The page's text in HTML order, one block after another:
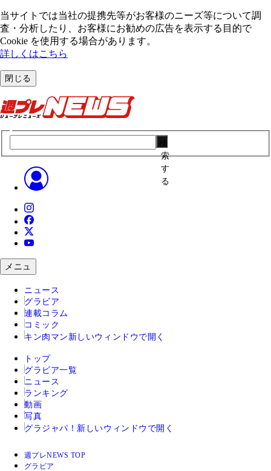
当サイトでは当社の提携先等がお客様のニーズ等について調
査・分析したり、お客様にお勧めの広告を表⽰する⽬的で
Cookie を使⽤する場合があります。
詳しくはこちら
閉じる
索
す
る
メニュ
ニュース
グラビア
連載コラム
コミック
キン肉マン 新しいウィンドウで開く
トップ
グラビア一覧
ニュース
ランキング
動画
写真
グラジャパ！ 新しいウィンドウで開く
週プレNEWS TOP
グラビア